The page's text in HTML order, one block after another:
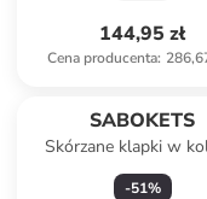
144,95 zł
Cena producenta:
SABOKETS
Skórzane klapki w
niebieskim
-51%